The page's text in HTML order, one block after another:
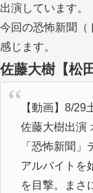
出演しています。
今回の恐怖新聞（
感じます。
佐藤大樹【松
【動画】8/29
佐藤大樹出演
「恐怖新聞」
アルバイトを
を目撃。まさ